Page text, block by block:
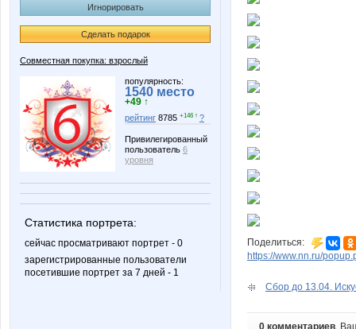
Игнорировать
Сделать подарок
Совместная покупка: взрослый
популярность:
1540 место
+49 ↑
рейтинг 8785 +146 ↑ ?
Привилегированный
пользователь 6
уровня
Статистика портрета:
сейчас просматривают портрет - 0
зарегистрированные пользователи
посетившие портрет за 7 дней - 1
Поделиться:
https://www.nn.ru/
Сбор до 13.04.
0 комментариев.